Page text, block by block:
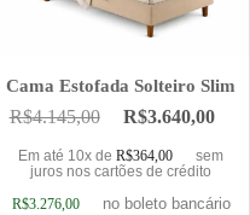
Cama Estofada Solteiro Slim
R$4.145,00 R$3.640,00
Em até 10x de R$364,00
sem
juros nos cartões de crédito
R$3.276,00 no boleto bancário